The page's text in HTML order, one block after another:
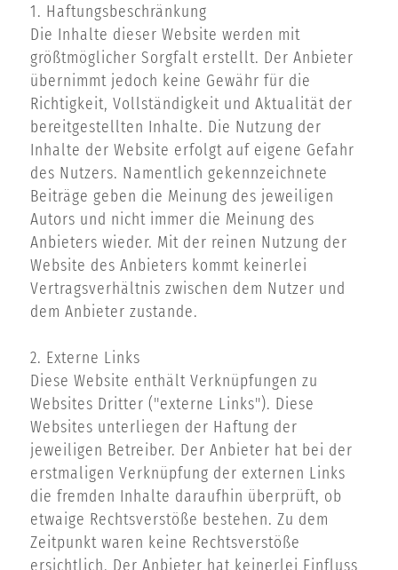
1. Haftungsbeschränkung
Die Inhalte dieser Website werden mit
größtmöglicher Sorgfalt erstellt. Der Anbieter
übernimmt jedoch keine Gewähr für die
Richtigkeit, Vollständigkeit und Aktualität der
bereitgestellten Inhalte. Die Nutzung der
Inhalte der Website erfolgt auf eigene Gefahr
des Nutzers. Namentlich gekennzeichnete
Beiträge geben die Meinung des jeweiligen
Autors und nicht immer die Meinung des
Anbieters wieder. Mit der reinen Nutzung der
Website des Anbieters kommt keinerlei
Vertragsverhältnis zwischen dem Nutzer und
dem Anbieter zustande.
2. Externe Links
Diese Website enthält Verknüpfungen zu
Websites Dritter ("externe Links"). Diese
Websites unterliegen der Haftung der
jeweiligen Betreiber. Der Anbieter hat bei der
erstmaligen Verknüpfung der externen Links
die fremden Inhalte daraufhin überprüft, ob
etwaige Rechtsverstöße bestehen. Zu dem
Zeitpunkt waren keine Rechtsverstöße
ersichtlich. Der Anbieter hat keinerlei Einfluss